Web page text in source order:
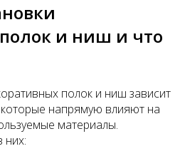
и ниш и что
полок и ниш зависит
напрямую влияют на
материалы.
них: